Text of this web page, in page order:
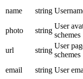
name string
photo
string
User
schemes
url
string
User
schemes
email
string User